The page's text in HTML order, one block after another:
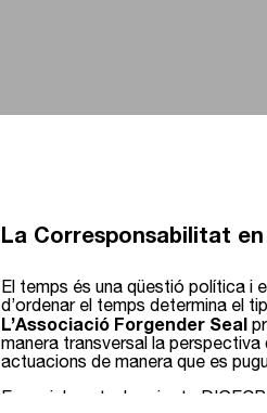
La Corresponsabilitat
El temps és una qüestió política i
d’ordenar el temps determina el
L’Associació Forgender Seal
manera transversal la
actuacions de manera que es
Especialment, el projecte